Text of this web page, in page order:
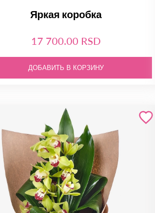
Яркая коробка
17 700.00 RSD
ДОБАВИТЬ В КОРЗИНУ